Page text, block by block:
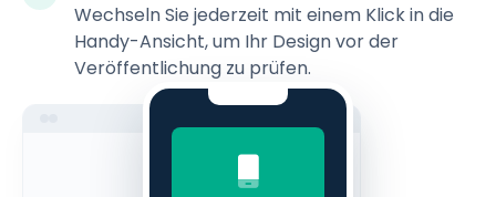
Wechseln Sie jederzeit mit einem Klick in die
Handy-Ansicht, um Ihr Design vor der
Veröffentlichung zu prüfen.